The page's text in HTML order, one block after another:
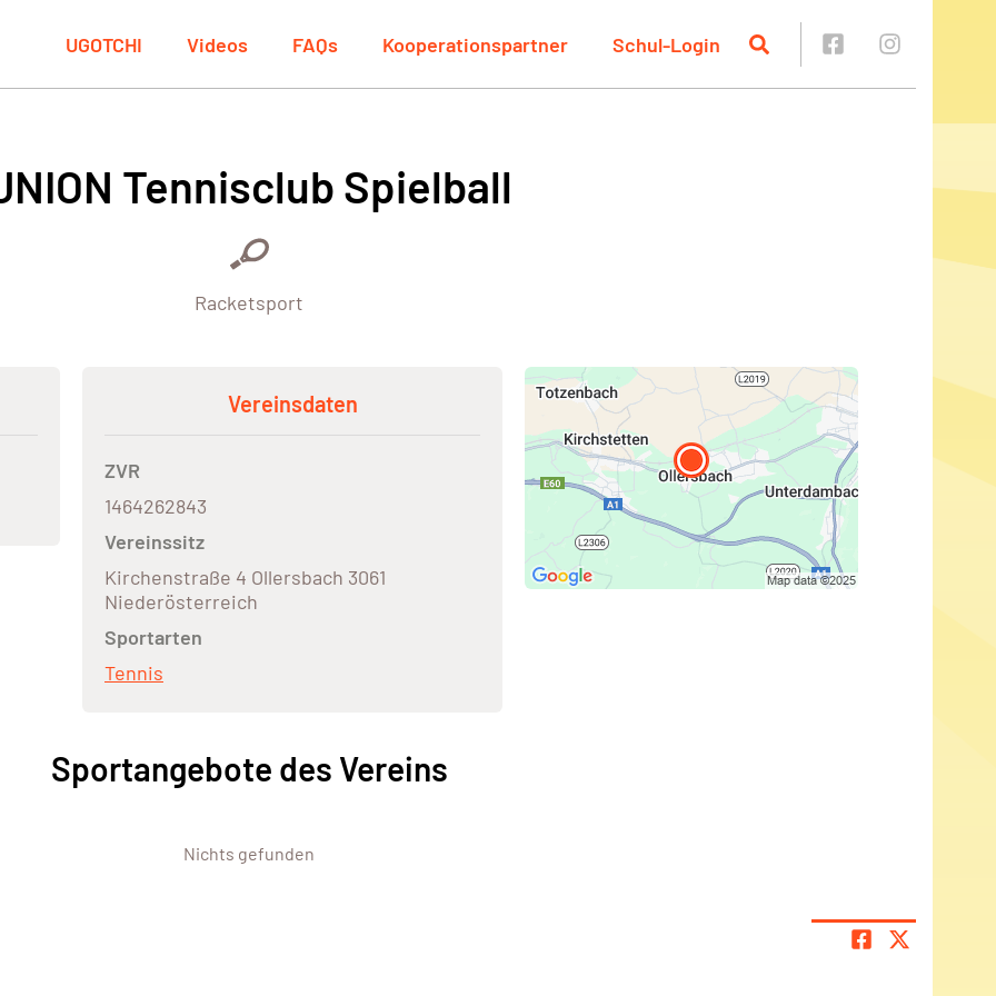
UGOTCHI Videos FAQs Kooperationspartner Schul-Login
Tennisclub Spielball
Racketsport
Vereinsdaten
ZVR
1464262843
Vereinssitz
Kirchenstraße 4 Ollersbach 3061
Niederösterreich
Sportarten
Tennis
Sportangebote des Vereins
Nichts gefunden